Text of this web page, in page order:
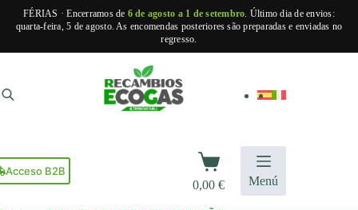
FÉRIAS · Encerramos de 6 de agosto a 1 de setembro. Último dia de envios:
quarta-feira, 5 de agosto. As encomendas posteriores são preparadas e enviadas no
regresso.
o
conteúdo
Acceso B2B
Carrinho
de
compras
0,00€ Menú